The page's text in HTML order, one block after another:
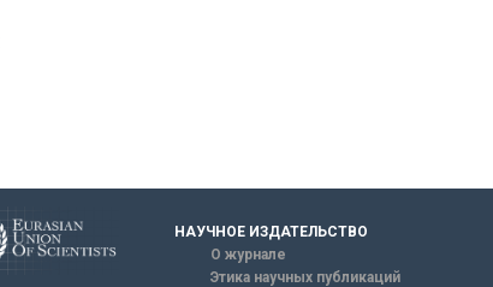
НАУЧНОЕ ИЗДАТЕЛЬСТВО
О журнале
Этика научных публикаций